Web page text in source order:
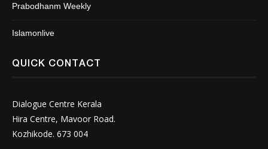
Prabodhanm Weekly
Islamonlive
QUICK CONTACT
Dialogue Centre Kerala
Hira Centre, Mavoor Road.
Kozhikode. 673 004